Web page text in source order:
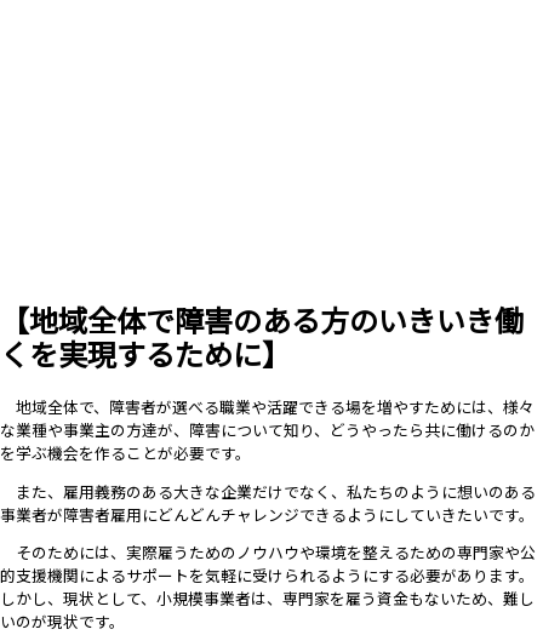
【地域全体で障害のある方のいきいき働
くを実現するために】
地域全体で、障害者が選べる職業や活躍できる場を増やすためには、 様々
な業種や事業主の方達が、障害について知り、どうやったら共に働けるのか
を学ぶ機会を作ることが必要です。
また、雇用義務のある大きな企業だけでなく、私たちのように想いのある
事業者が障害者雇用にどんどんチャレンジできるようにしていきたいです。
そのためには、実際雇うためのノウハウや環境を整えるための専門家や公
的支援機関によるサポートを気軽に受けられるようにする必要があります。
しかし、現状として、小規模事業者は、専門家を雇う資金もないため、難し
いのが現状です。